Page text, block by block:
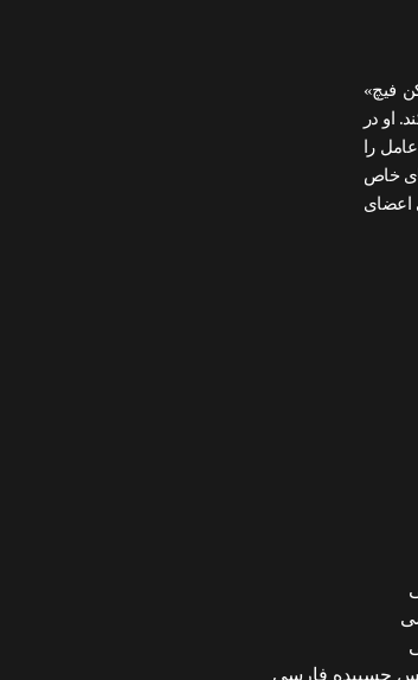
فیچ»
او در
را
خاص
اعضای
چسبیده فارسی